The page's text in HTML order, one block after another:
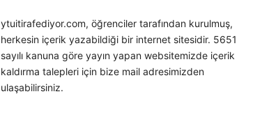
ytuitirafediyor.com, öğrenciler tarafından kurulmuş,
herkesin içerik yazabildiği bir internet sitesidir. 5651
sayılı kanuna göre yayın yapan websitemizde içerik
kaldırma talepleri için bize mail adresimizden
ulaşabilirsiniz.